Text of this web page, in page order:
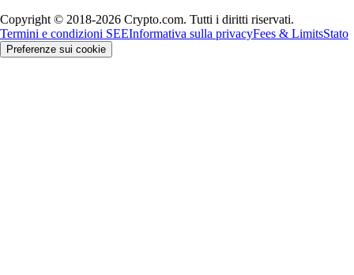
Copyright © 2018-2026 Crypto.com. Tutti i diritti riservati.
Termini e condizioni SEEInformativa sulla privacyFees & LimitsStato
Preferenze sui cookie